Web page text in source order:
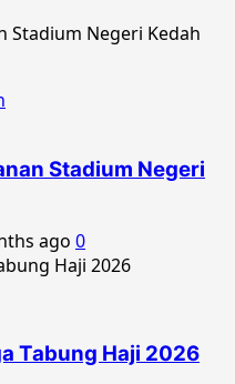
Stadium Negeri
ago 0
Tabung Haji 2026